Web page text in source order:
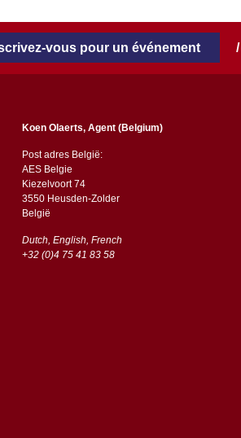
vous pour un événement /
Koen Olaerts, Agent (Belgium)
Post adres België:
AES Belgie
Kiezelvoort 74
3550 Heusden-Zolder
België
Dutch, English, French
+32 (0)4 75 41 83 58